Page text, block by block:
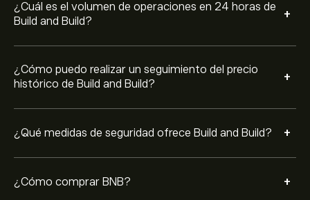
¿Cuál es el volumen de operaciones en 24 horas de
Build and Build?
+
¿Cómo puedo realizar un seguimiento del precio
histórico de Build and Build?
+
¿Qué medidas de seguridad ofrece Build and Build? +
¿Cómo comprar BNB? +